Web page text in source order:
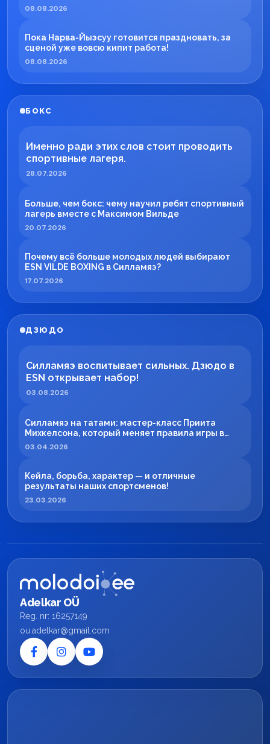
08.08.2026
Пока Нарва-Йыэсуу готовится праздновать, за
сценой уже вовсю кипит работа!
08.08.2026
БОКС
Именно ради этих слов стоит проводить
спортивные лагеря.
28.07.2026
Больше, чем бокс: чему научил ребят спортивный
лагерь вместе с Максимом Вильде
20.07.2026
Почему всё больше молодых людей выбирают
ESN VILDE BOXING в Силламяэ?
17.07.2026
ДЗЮДО
Силламяэ воспитывает сильных. Дзюдо в
ESN открывает набор!
03.08.2026
Силламяэ на татами: мастер-класс Приита
Михкелсона, который меняет правила игры в
регионе
03.04.2026
Кейла, борьба, характер — и отличные
результаты наших спортсменов!
23.03.2026
Adelkar OÜ
Reg. nr: 16257149
ou.adelkar@gmail.com